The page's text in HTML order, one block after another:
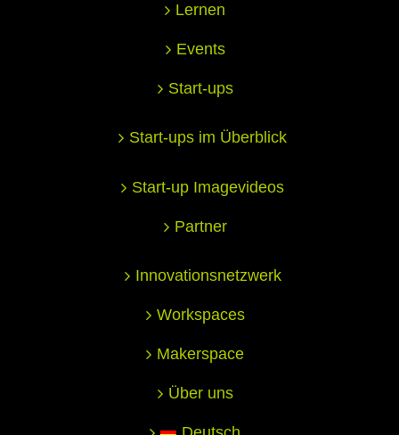
Lernen
Events
Start-ups
Start-ups im Überblick
Start-up Imagevideos
Partner
Innovationsnetzwerk
Workspaces
Makerspace
Über uns